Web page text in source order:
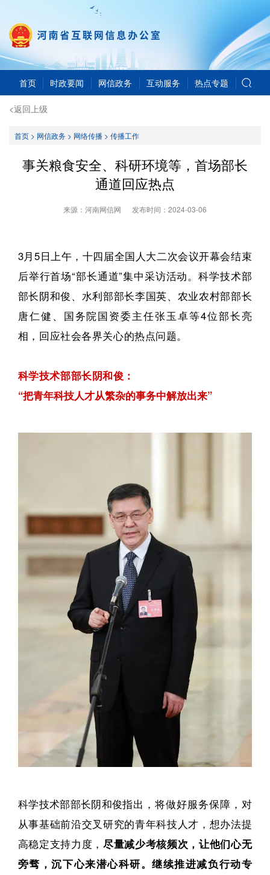
首页 时政要闻 网信政务 互动服务 热点专题
<返回上级
首页> 网信政务> 网络传播> 传播工作
事关粮食安全、科研环境等，首场部长
通道回应热点
来源：河南网信网 发布时间： 2024-03-06
3月5日上午，十四届全国人大二次会议开幕会结束
后举行首场“部长通道”集中采访活动。科学技术部
部长阴和俊、水利部部长李国英、农业农村部部长
唐仁健、国务院国资委主任张玉卓等4位部长亮
相，回应社会各界关心的热点问题。
科学技术部部长阴和俊：
“把青年科技人才从繁杂的事务中解放出来”
科学技术部部长阴和俊指出，将做好服务保障，对
从事基础前沿交叉研究的青年科技人才，想办法提
高稳定支持力度，尽量减少考核频次，让他们心无
旁骛，沉下心来潜心科研。继续推进减负行动专